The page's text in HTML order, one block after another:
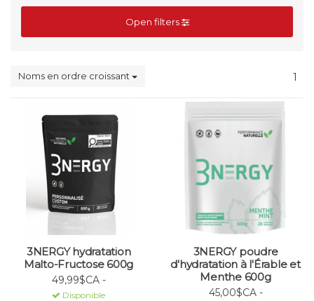
Open filters
Noms en ordre croissant 1
3NERGY hydratation
Malto-Fructose 600g
49,99$CA -
Disponible
3NERGY poudre
d'hydratation à l'Érable et
Menthe 600g
45,00$CA -